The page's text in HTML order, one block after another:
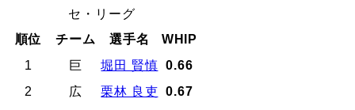
セ・リーグ
順位
チーム 選手名
WHIP
1
巨 堀田 賢慎
0.66
2
広 栗林 良吏 0.67